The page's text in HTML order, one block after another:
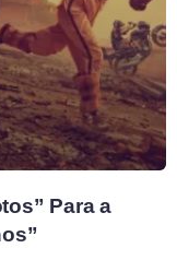
Para a